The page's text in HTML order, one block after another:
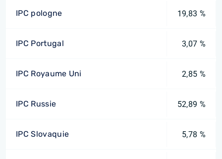
IPC pologne 19,83 %
IPC Portugal 3,07 %
IPC Royaume Uni 2,85 %
IPC Russie 52,89 %
IPC Slovaquie 5,78 %